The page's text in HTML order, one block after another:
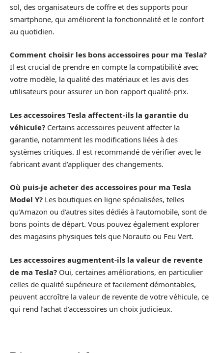
sol, des organisateurs de coffre et des supports pour
smartphone, qui améliorent la fonctionnalité et le confort
au quotidien.
Comment choisir les bons accessoires pour ma Tesla?
Il est crucial de prendre en compte la compatibilité avec
votre modèle, la qualité des matériaux et les avis des
utilisateurs pour assurer un bon rapport qualité-prix.
Les accessoires Tesla affectent-ils la garantie du
véhicule? Certains accessoires peuvent affecter la
garantie, notamment les modifications liées à des
systèmes critiques. Il est recommandé de vérifier avec le
fabricant avant d’appliquer des changements.
Où puis-je acheter des accessoires pour ma Tesla
Model Y? Les boutiques en ligne spécialisées, telles
qu’Amazon ou d’autres sites dédiés à l’automobile, sont de
bons points de départ. Vous pouvez également explorer
des magasins physiques tels que Norauto ou Feu Vert.
Les accessoires augmentent-ils la valeur de revente
de ma Tesla? Oui, certaines améliorations, en particulier
celles de qualité supérieure et facilement démontables,
peuvent accroître la valeur de revente de votre véhicule, ce
qui rend l’achat d’accessoires un choix judicieux.